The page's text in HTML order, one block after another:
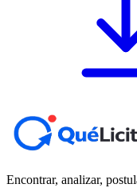
Encontrar, analizar,